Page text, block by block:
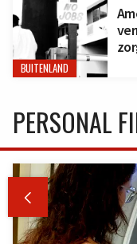
BUITENLAND
PERSONAL
